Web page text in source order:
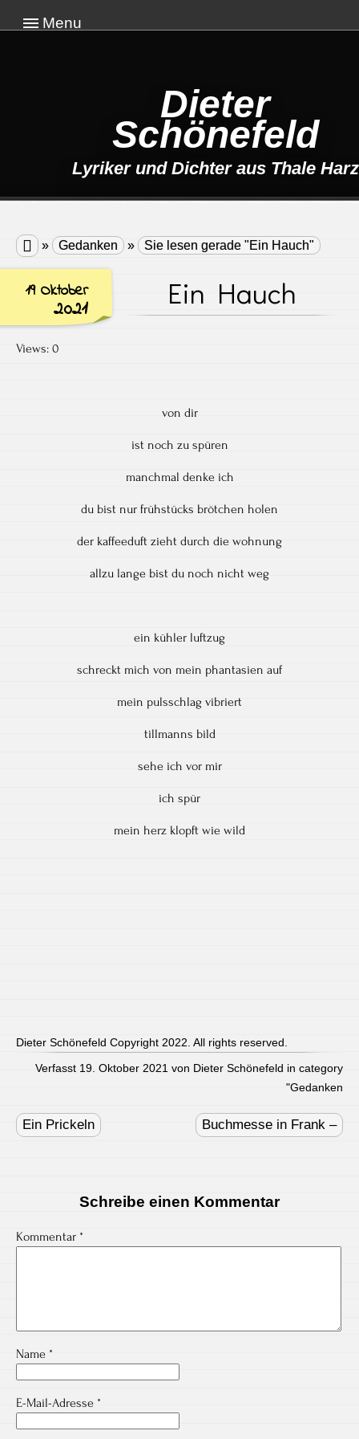
Menu
Dieter
Schönefeld
Lyriker und Dichter aus Thale Harz
 » Gedanken » Sie lesen gerade "Ein Hauch"
19 Oktober
2021 Ein Hauch
Views: 0
von dir
ist noch zu spüren
manchmal denke ich
du bist nur frühstücks brötchen holen
der kaffeeduft zieht durch die wohnung
allzu lange bist du noch nicht weg
ein kühler luftzug
schreckt mich von mein phantasien auf
mein pulsschlag vibriert
tillmanns bild
sehe ich vor mir
ich spür
mein herz klopft wie wild
Dieter Schönefeld Copyright 2022. All rights reserved.
Verfasst 19. Oktober 2021 von Dieter Schönefeld in category
"Gedanken
navigation
Ein Prickeln Buchmesse in Frank –
Schreibe einen Kommentar
Kommentar *
Name *
E-Mail-Adresse *